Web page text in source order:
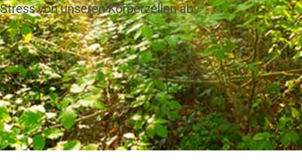
von unseren Körperzellen ab.